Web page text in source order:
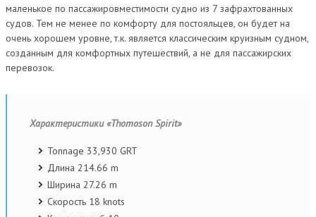
маленькое по пассажировместимости судно из 7 зафрахтованных
судов. Тем не менее по комфорту для постояльцев, он будет на
очень хорошем уровне, т.к. является классическим круизным судном,
созданным для комфортных путешествий, а не для пассажирских
перевозок.
Характеристики «Thomoson Spirit»
Tonnage 33,930 GRT
Длина 214.66 m
Ширина 27.26 m
Скорость 18 knots